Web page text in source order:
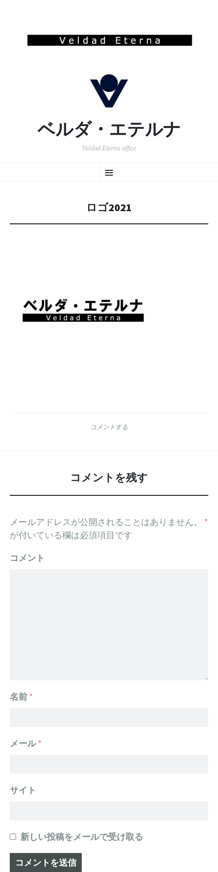
ベルダ・エテルナ
Veldad Eterna office
メ
ュ
ン
へ
動
ロゴ2021
コメントする
コメントを残す
メールアドレスが公開されることはありません。
*
が付いている欄は必須項目です
コメント
名前 *
メール*
サイト
新しい投稿をメールで受け取る